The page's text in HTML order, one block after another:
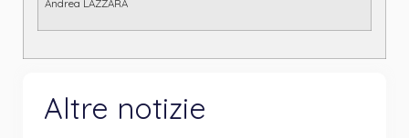
Andrea LAZZARA
Altre notizie